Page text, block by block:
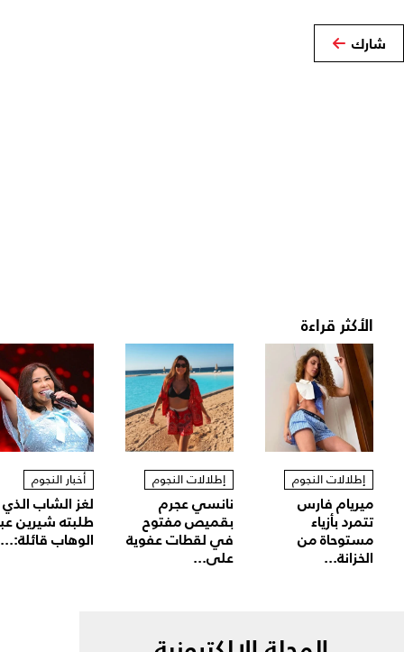
شارك
الأكثر قراءة
إطلالات النجوم
ميريام فارس
تتمرد بأزياء
مستوحاة من
الخزانة...
إطلالات النجوم
نانسي عجرم
بقميص مفتوح
في لقطات عفوية
على...
أخبار النجوم
لغز الشاب الذي
طلبته شيرين
الوهاب قائلة:...